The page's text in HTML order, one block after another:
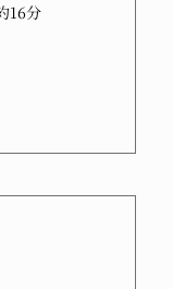
16分